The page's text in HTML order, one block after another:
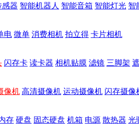
感器 智能机器人 智能音箱 智能灯光 智
电 微单 消费相机 拍立得 卡片相机
闪存卡 读卡器 相机贴膜 滤镜 三脚架
像机 高清摄像机 运动摄像机 闪存摄像
存 硬盘 固态硬盘 机箱 电源 散热器 光